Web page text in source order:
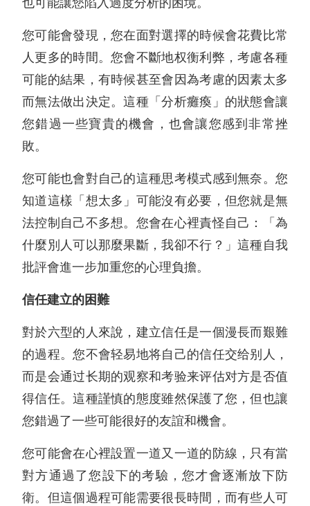
也可能讓您陷入過度分析的困境。
您可能會發現，您在面對選擇的時候會花費比常
人更多的時間。您會不斷地权衡利弊，考慮各種
可能的結果，有時候甚至會因為考慮的因素太多
而無法做出決定。這種「分析癱瘓」的狀態會讓
您錯過一些寶貴的機會，也會讓您感到非常挫
敗。
您可能也會對自己的這種思考模式感到無奈。您
知道這樣「想太多」可能沒有必要，但您就是無
法控制自己不多想。您會在心裡責怪自己：「為
什麼別人可以那麼果斷，我卻不行？」這種自我
批評會進一步加重您的心理負擔。
信任建立的困難
對於六型的人來說，建立信任是一個漫長而艱難
的過程。您不會轻易地将自己的信任交给别人，
而是会通过长期的观察和考验来评估对方是否值
得信任。這種謹慎的態度雖然保護了您，但也讓
您錯過了一些可能很好的友誼和機會。
您可能會在心裡設置一道又一道的防線，只有當
對方通過了您設下的考驗，您才會逐漸放下防
衛。但這個過程可能需要很長時間，而有些人可